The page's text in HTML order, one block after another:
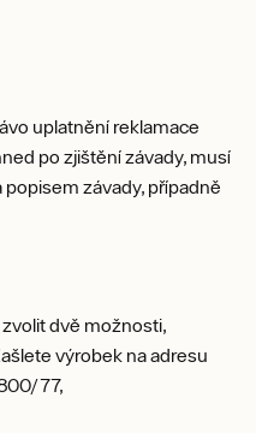
uplatnění reklamace
po zjištění závady, musí
závady, případně
dvě možnosti,
výrobek na adresu
77,